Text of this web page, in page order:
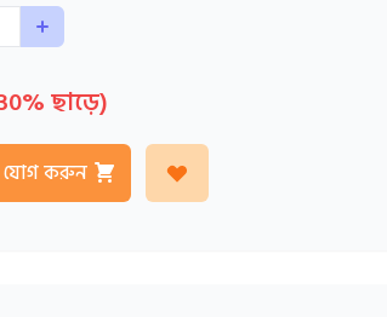
ছাড়ে)
যোগ করুন